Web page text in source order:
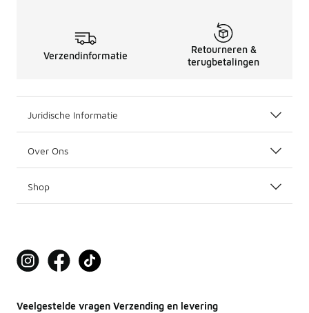
Verzendinformatie
Retourneren &
terugbetalingen
Juridische Informatie
Over Ons
Shop
Veelgestelde vragen Verzending en levering